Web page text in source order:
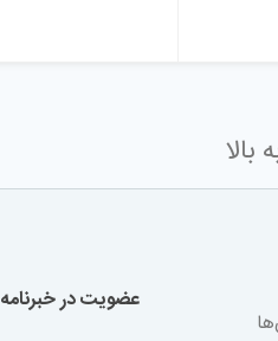
عضویت در خبرنامه